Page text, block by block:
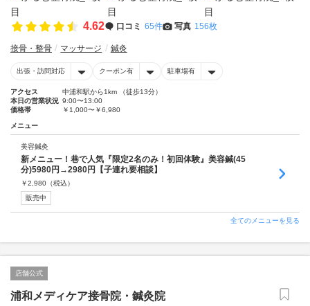
4.62 口コミ 65件 写真 156枚
接骨・整骨 マッサージ 鍼灸
出張・訪問対応 クーポン有 駐車場有
アクセス
中浦和駅から1km （徒歩13分）
本日の営業状況 9:00〜13:00
価格帯
￥1,000〜￥6,980
メニュー
美容鍼灸
新メニュー！巷で人気『限定2名のみ！初回体験』美容鍼(45
分)5980円→2980円【子連れ要相談】
￥2,980 （税込）
販売中
全てのメニューを見る
店舗公式
浦和メディケア接骨院・鍼灸院